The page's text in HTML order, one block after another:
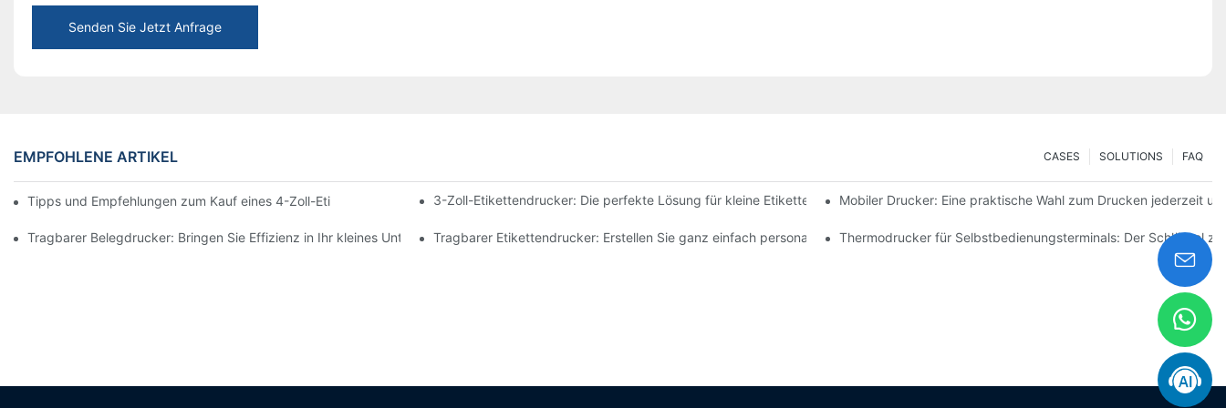
Senden Sie Jetzt Anfrage
EMPFOHLENE ARTIKEL FAQ
SOLUTIONS
CASES
Tipps und Empfehlungen zum Kauf eines 4-Zoll-Etikettendruckers, die Sie im Jahr 2025 kennen müssen3-Zoll-Etikettendrucker: Die perfekte Lösung für kleine EtikettenanforderungenMobiler Drucker: Eine praktische Wahl zum Drucken jederzeit
Tragbarer Belegdrucker: Bringen Sie Effizienz in Ihr kleines UnternehmenTragbarer Etikettendrucker: Erstellen Sie ganz einfach personalisierte EtikettenThermodrucker für Selbstbedienungsterminals: Der Schlüssel